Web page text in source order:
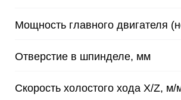
Мощность главного двигателя
Отверстие в шпинделе, мм
Скорость холостого хода X/Z, м/